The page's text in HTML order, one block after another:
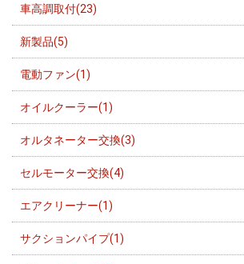
車高調取付(23)
新製品(5)
電動ファン(1)
オイルクーラー(1)
オルタネーター交換(3)
セルモーター交換(4)
エアクリーナー(1)
サクションパイプ(1)